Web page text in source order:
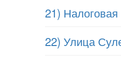
21)
22) Улица